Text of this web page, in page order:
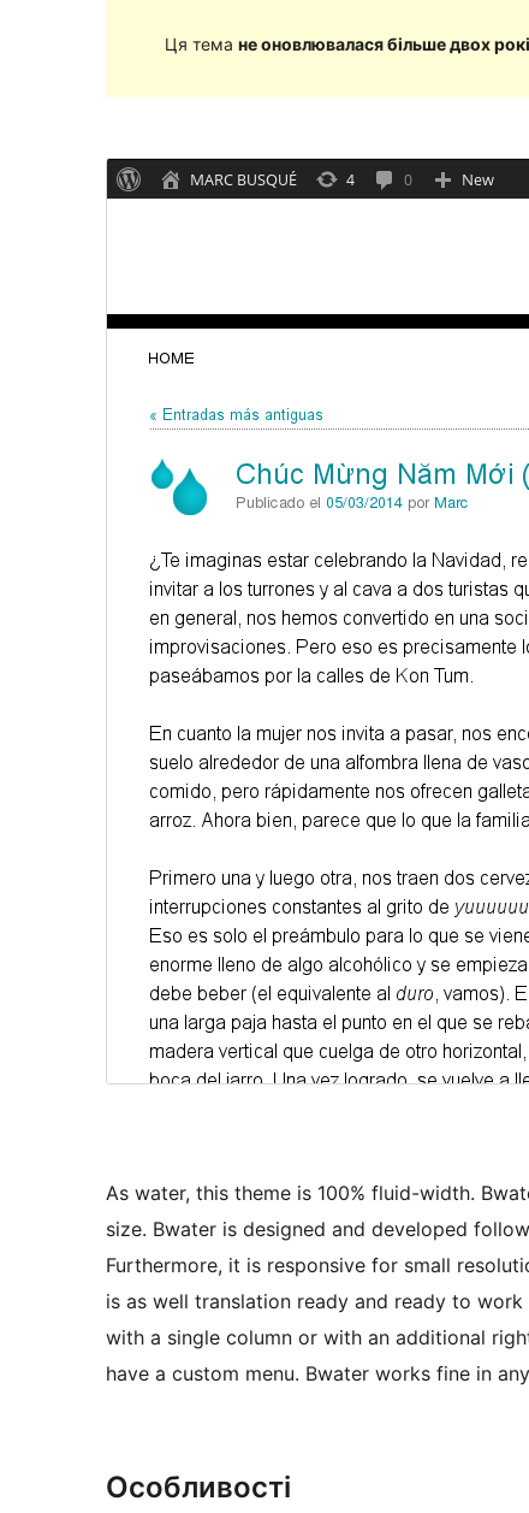
Ця тема не оновлювалася більше двох
As water, this theme is 100% fluid-width.
size. Bwater is designed and developed
Furthermore, it is responsive for small
is as well translation ready and ready to
with a single column or with an additional
have a custom menu. Bwater works fine in
Особливості